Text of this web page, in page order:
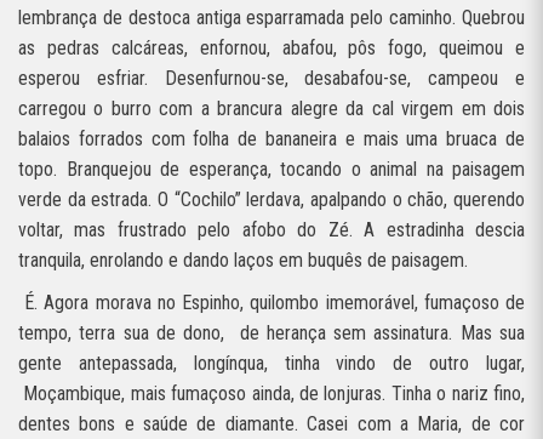
lembrança de destoca antiga esparramada pelo caminho. Quebrou
as pedras calcáreas, enfornou, abafou, pôs fogo, queimou e
esperou esfriar. Desenfurnou-se, desabafou-se, campeou e
carregou o burro com a brancura alegre da cal virgem em dois
balaios forrados com folha de bananeira e mais uma bruaca de
topo. Branquejou de esperança, tocando o animal na paisagem
verde da estrada. O “Cochilo” lerdava, apalpando o chão, querendo
voltar, mas frustrado pelo afobo do Zé. A estradinha descia
tranquila, enrolando e dando laços em buquês de paisagem.
É. Agora morava no Espinho, quilombo imemorável, fumaçoso de
tempo, terra sua de dono,
de herança sem assinatura. Mas sua
gente antepassada, longínqua, tinha vindo de outro lugar,
Moçambique, mais fumaçoso ainda, de lonjuras. Tinha o nariz fino,
dentes bons e saúde de diamante. Casei com a Maria, de cor